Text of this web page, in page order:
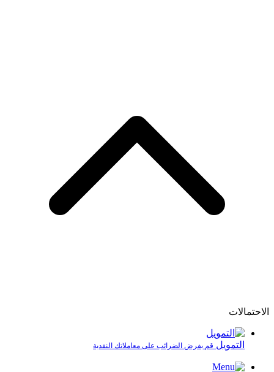
الاحتمالات
التمويل قم بفرض الضرائب على معاملاتك النقدية